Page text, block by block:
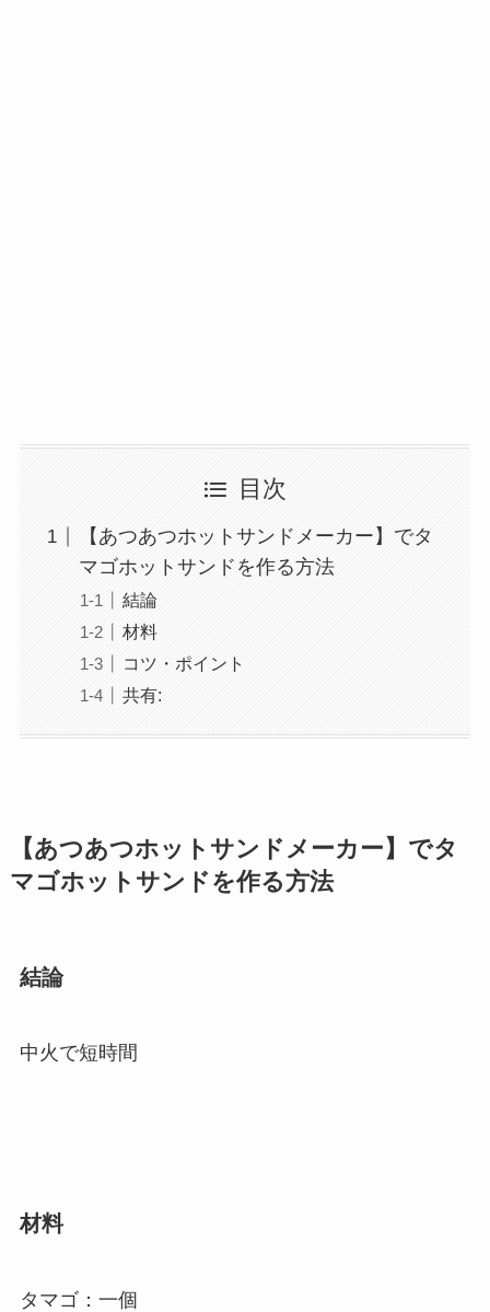
目次
【あつあつホットサンドメーカー】でタ
マゴホットサンドを作る方法
結論
材料
コツ・ポイント
共有:
【あつあつホットサンドメーカー】でタ
マゴホットサンドを作る方法
結論
中火で短時間
材料
タマゴ：一個